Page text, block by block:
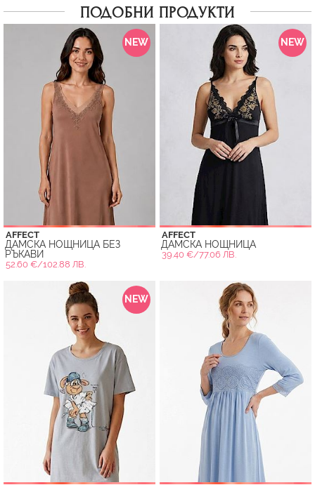
ПОДОБНИ ПРОДУКТИ
NEW
AFFECT
ДАМСКА НОЩНИЦА БЕЗ
РЪКАВИ
52.60 €/102.88 ЛВ.
NEW
AFFECT
ДАМСКА НОЩНИЦА
39.40 €/77.06 ЛВ.
NEW